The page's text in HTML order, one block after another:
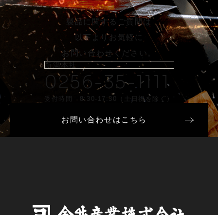
製品に関するご質問は
以下よりお気軽に
お問い合わせください。
新潟本社
0256-35-1111
受付時間 8:30-17:30（土日祝を除く）
お問い合わせはこちら